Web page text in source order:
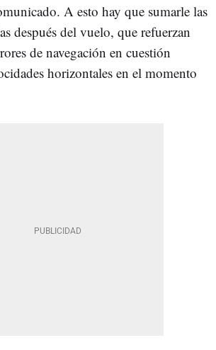
A esto hay que sumarle las
después del vuelo, que refuerzan
de navegación en cuestión
horizontales en el momento